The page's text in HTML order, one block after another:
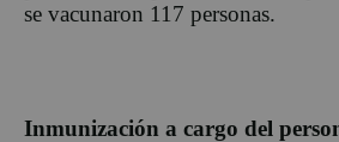
se vacunaron 117 personas.
Inmunización a cargo del